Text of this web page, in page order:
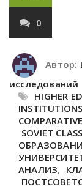
0
Автор:
исследований
HIGHER
INSTITUTIONS
SOVIET
АНАЛИЗ,